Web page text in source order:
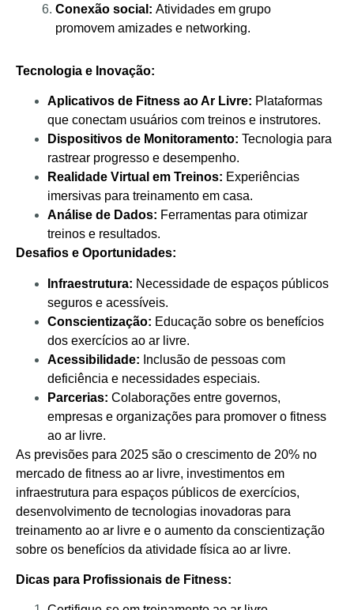
Conexão social: Atividades em grupo
promovem amizades e networking.
Tecnologia e Inovação:
Aplicativos de Fitness ao Ar Livre: Plataformas
que conectam usuários com treinos e instrutores.
Dispositivos de Monitoramento: Tecnologia para
rastrear progresso e desempenho.
Realidade Virtual em Treinos: Experiências
imersivas para treinamento em casa.
Análise de Dados: Ferramentas para otimizar
treinos e resultados.
Desafios e Oportunidades:
Infraestrutura: Necessidade de espaços públicos
seguros e acessíveis.
Conscientização: Educação sobre os benefícios
dos exercícios ao ar livre.
Acessibilidade: Inclusão de pessoas com
deficiência e necessidades especiais.
Parcerias: Colaborações entre governos,
empresas e organizações para promover o fitness
ao ar livre.
As previsões para 2025 são o crescimento de 20% no
mercado de fitness ao ar livre, investimentos em
infraestrutura para espaços públicos de exercícios,
desenvolvimento de tecnologias inovadoras para
treinamento ao ar livre e o aumento da conscientização
sobre os benefícios da atividade física ao ar livre.
Dicas para Profissionais de Fitness: